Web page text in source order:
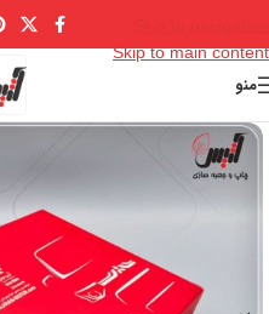
Skip to main content
منو